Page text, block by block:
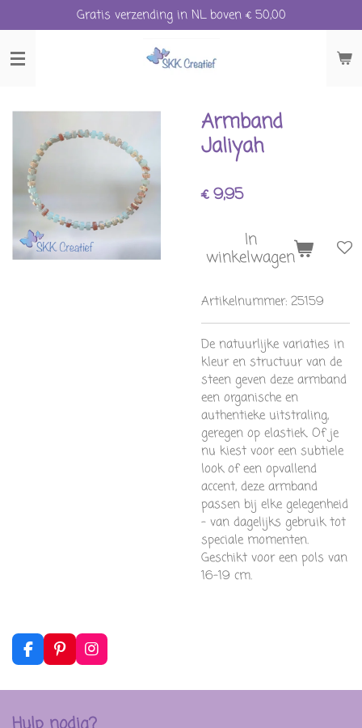
direct
naar
de
Gratis verzending in NL boven € 50,00
Armband
Jaliyah
€ 9,95
In
winkelwagen
Artikelnummer: 25159
De natuurlijke variaties in
kleur en structuur van de
steen geven deze armband
een organische en
authentieke uitstraling,
geregen op elastiek. Of je
nu kiest voor een subtiele
look of een opvallend
accent, deze armband
passen bij elke gelegenheid
– van dagelijks gebruik tot
speciale momenten.
Geschikt voor een pols van
16-19 cm.
F
a
b
P
i
I
n
a